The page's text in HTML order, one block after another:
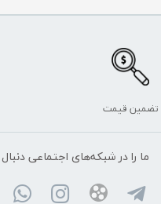
تضمین قیمت
ما را در شبکه‌های اجتماعی